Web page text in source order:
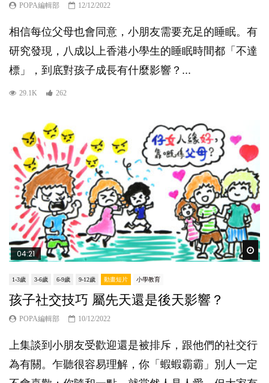
POPA編輯部 12/12/2022
相信每位父母也會同意，小朋友需要充足的睡眠。有
研究發現，八成以上香港小學生的睡眠時間都「不達
標」，到底對孩子成長有什麼影響？...
29.1K 262
04:21
1-3歲 3-6歲 6-9歲 9-12歲 動畫短片 小學教育
孩子社交技巧 屬先天還是後天影響？
POPA編輯部 10/12/2022
上集談到小朋友受歡迎還是被排斥，跟他們的社交行
為有關。乍聽很容易理解，你「蝦蝦霸霸」別人一定